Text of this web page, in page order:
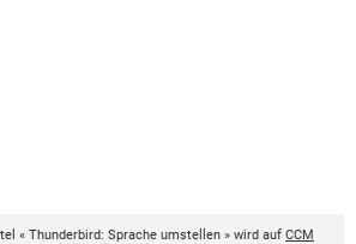
« Thunderbird: Sprache umstellen » wird auf CCM